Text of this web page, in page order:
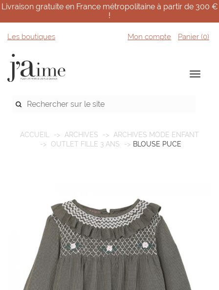
Livraison gratuite en France métropolitaine à partir de 300 €
!
Les boutiques Mon compte Panier (0)
ACCUEIL ARCHIVES
ARCHIVES MODE ENFANT
OUTLET FILLE 3 ANS
BLOUSE PUCE